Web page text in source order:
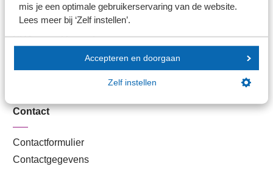
mis je een optimale gebruikerservaring van de website.
Lees meer bij ‘Zelf instellen’.
Accepteren en doorgaan
Zelf instellen
Veilig bestanden delen
SRA-gecertificeerd
Lid worden
Contact
Contactformulier
Contactgegevens